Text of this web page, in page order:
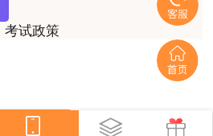
门金瑞和孙琦两位老师的课
好取长补短助我通过了该门考
，没有什么比坚持更有价值，
课程就是通过一造考试的最强
考试政策